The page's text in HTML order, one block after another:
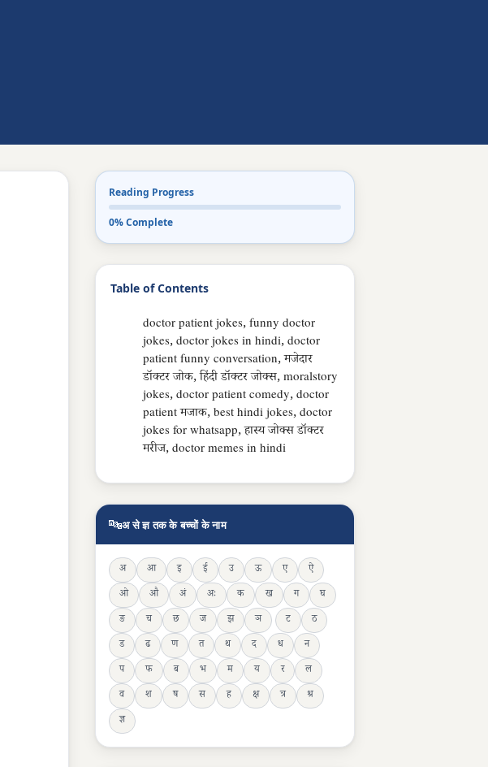
Reading Progress
0% Complete
Table of Contents
doctor patient jokes, funny doctor
jokes, doctor jokes in hindi, doctor
patient funny conversation, मजेदार
डॉक्टर जोक, हिंदी डॉक्टर जोक्स, moralstory
jokes, doctor patient comedy, doctor
patient मजाक, best hindi jokes, doctor
jokes for whatsapp, हास्य जोक्स डॉक्टर
मरीज, doctor memes in hindi
🔤अ से ज्ञ तक के बच्चों के नाम
अ आ इ ई उ ऊ ए
ऐ
ओ
औ अं अः क ख ग
घ
ङ
च छ ज झ ञ ट
ठ
ड
ढ ण त थ द ध
न
प
फ ब भ म य र
ल
व
श ष स ह क्ष त्र
श्र
ज्ञ